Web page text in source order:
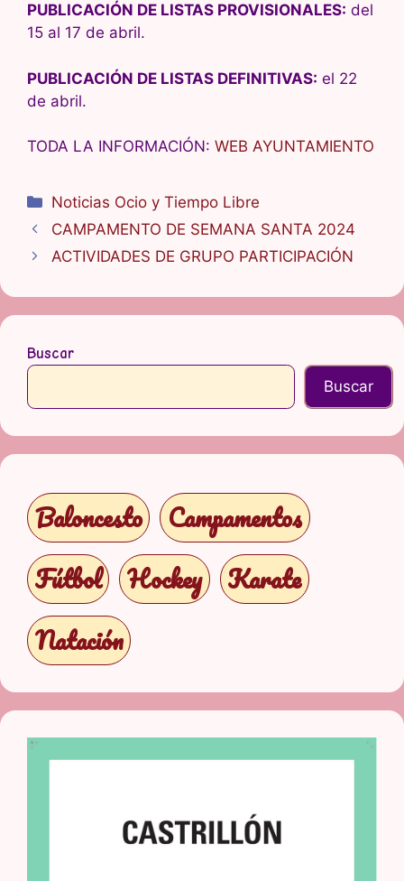
PUBLICACIÓN DE LISTAS PROVISIONALES: del
15 al 17 de abril.
PUBLICACIÓN DE LISTAS DEFINITIVAS: el 22
de abril.
TODA LA INFORMACIÓN: WEB AYUNTAMIENTO
Categorías
Noticias Ocio y Tiempo Libre
CAMPAMENTO DE SEMANA SANTA 2024
ACTIVIDADES DE GRUPO PARTICIPACIÓN
Buscar
Buscar
Baloncesto
Campamentos
Fútbol
Hockey
Karate
Natación